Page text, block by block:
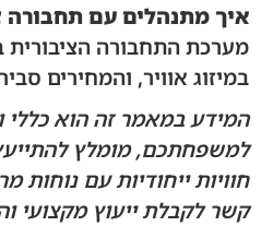
איך מתנהלים עם תחבורה
מערכת התחבורה הציבורית
במיזוג אוויר, והמחירים
המידע במאמר זה הוא כללי
חוויות ייחודיות עם
קשר לקבלת ייעוץ מקצועי